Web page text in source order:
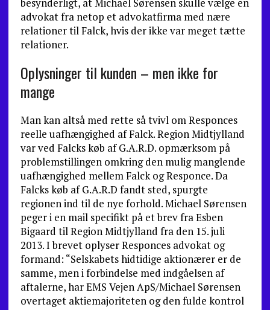
advokat fra netop et advokatfirma med nære
relationer til Falck, hvis der ikke var meget tætte
relationer.
Oplysninger til kunden – men ikke for
mange
Man kan altså med rette så tvivl om Responces
reelle uafhængighed af Falck. Region Midtjylland
var ved Falcks køb af G.A.R.D. opmærksom på
problemstillingen omkring den mulig manglende
uafhængighed mellem Falck og Responce. Da
Falcks køb af G.A.R.D fandt sted, spurgte
regionen ind til de nye forhold. Michael Sørensen
peger i en mail specifikt på et brev fra Esben
Bigaard til Region Midtjylland fra den 15. juli
2013. I brevet oplyser Responces advokat og
formand: “Selskabets hidtidige aktionærer er de
samme, men i forbindelse med indgåelsen af
aftalerne, har EMS Vejen ApS/Michael Sørensen
overtaget aktiemajoriteten og den fulde kontrol